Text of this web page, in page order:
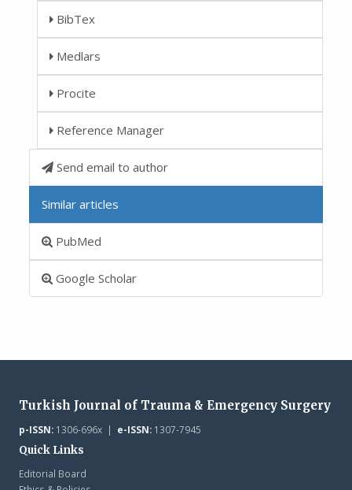
BibTex
Medlars
Procite
Reference Manager
Send email to author
Similar articles
PubMed
Google Scholar
Turkish Journal of Trauma & Emergency Surgery
p-ISSN:1306-696x | e-ISSN:1307-7945
Quick Links
Editorial Board